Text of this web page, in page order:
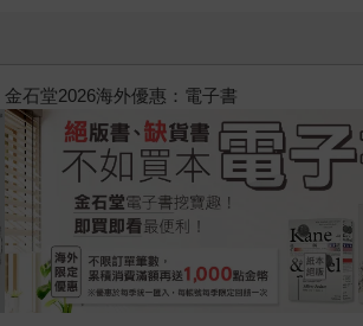
2026金石堂暑假漫博〈你好，我吃一點〉第二波